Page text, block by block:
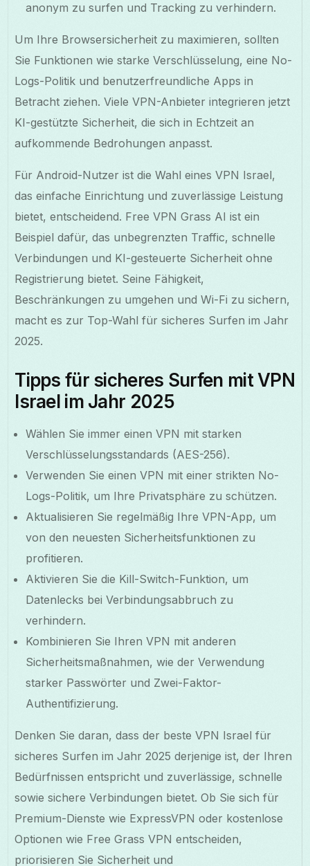
anonym zu surfen und Tracking zu verhindern.
Um Ihre Browsersicherheit zu maximieren, sollten
Sie Funktionen wie starke Verschlüsselung, eine No-
Logs-Politik und benutzerfreundliche Apps in
Betracht ziehen. Viele VPN-Anbieter integrieren jetzt
KI-gestützte Sicherheit, die sich in Echtzeit an
aufkommende Bedrohungen anpasst.
Für Android-Nutzer ist die Wahl eines VPN Israel,
das einfache Einrichtung und zuverlässige Leistung
bietet, entscheidend. Free VPN Grass AI ist ein
Beispiel dafür, das unbegrenzten Traffic, schnelle
Verbindungen und KI-gesteuerte Sicherheit ohne
Registrierung bietet. Seine Fähigkeit,
Beschränkungen zu umgehen und Wi-Fi zu sichern,
macht es zur Top-Wahl für sicheres Surfen im Jahr
2025.
Tipps für sicheres Surfen mit VPN
Israel im Jahr 2025
Wählen Sie immer einen VPN mit starken
Verschlüsselungsstandards (AES-256).
Verwenden Sie einen VPN mit einer strikten No-
Logs-Politik, um Ihre Privatsphäre zu schützen.
Aktualisieren Sie regelmäßig Ihre VPN-App, um
von den neuesten Sicherheitsfunktionen zu
profitieren.
Aktivieren Sie die Kill-Switch-Funktion, um
Datenlecks bei Verbindungsabbruch zu
verhindern.
Kombinieren Sie Ihren VPN mit anderen
Sicherheitsmaßnahmen, wie der Verwendung
starker Passwörter und Zwei-Faktor-
Authentifizierung.
Denken Sie daran, dass der beste VPN Israel für
sicheres Surfen im Jahr 2025 derjenige ist, der Ihren
Bedürfnissen entspricht und zuverlässige, schnelle
sowie sichere Verbindungen bietet. Ob Sie sich für
Premium-Dienste wie ExpressVPN oder kostenlose
Optionen wie Free Grass VPN entscheiden,
priorisieren Sie Sicherheit und